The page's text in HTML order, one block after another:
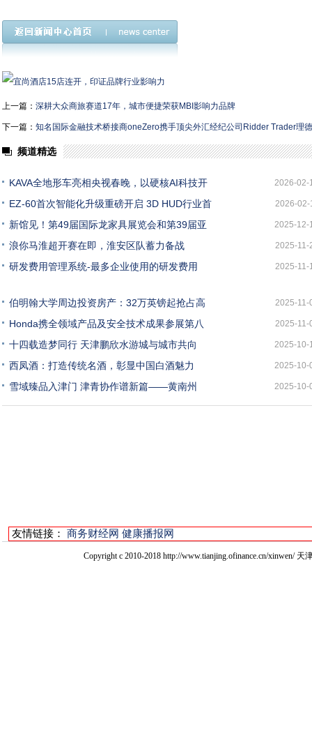
上一篇： 深耕大众商旅赛道17年，城市便捷荣获MBI影响力品牌
下一篇： 知名国际金融技术桥接商oneZero携手顶尖外汇经纪公司Ridder Trader理
频道精选
KAVA全地形车亮相央视春晚，以硬核AI科技开 2026-02-
EZ-60首次智能化升级重磅开启 3D HUD行业首 2026-02-
新馆见！第49届国际龙家具展览会和第39届亚 2025-12-
浪你马淮超开赛在即，淮安区队蓄力备战 2025-11-
研发费用管理系统-最多企业使用的研发费用 2025-11-
伯明翰大学周边投资房产：32万英镑起抢占高 2025-11-
Honda携全领域产品及安全技术成果参展第八 2025-11-
十四载造梦同行 天津鹏欣水游城与城市共向 2025-10-
西凤酒：打造传统名酒，彰显中国白酒魅力 2025-10-
雪域臻品入津门 津青协作谱新篇——黄南州 2025-10-
友情链接： 商务财经网 健康播报网
Copyright c 2010-2018 http://www.tianjing.ofinance.cn/xinwen/